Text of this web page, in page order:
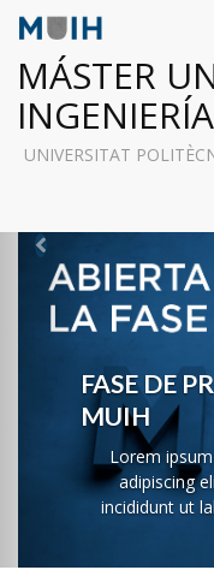
MÁSTER
UNIVERSITAT
FASE DE
MUIH
Lorem
adipiscing
incididunt ut
Previous